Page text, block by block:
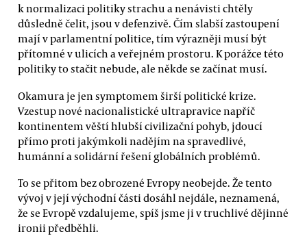
k normalizaci politiky strachu a nenávisti chtěly
důsledně čelit, jsou v defenzivě. Čím slabší zastoupení
mají v parlamentní politice, tím výrazněji musí být
přítomné v ulicích a veřejném prostoru. K porážce této
politiky to stačit nebude, ale někde se začínat musí.
Okamura je jen symptomem širší politické krize.
Vzestup nové nacionalistické ultrapravice napříč
kontinentem věští hlubší civilizační pohyb, jdoucí
přímo proti jakýmkoli nadějím na spravedlivé,
humánní a solidární řešení globálních problémů.
To se přitom bez obrozené Evropy neobejde. Že tento
vývoj v její východní části dosáhl nejdále, neznamená,
že se Evropě vzdalujeme, spíš jsme ji v truchlivé dějinné
ironii předběhli.